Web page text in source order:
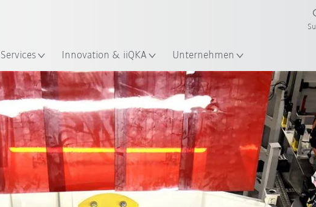
Services Innovation & iiQKA Unternehmen